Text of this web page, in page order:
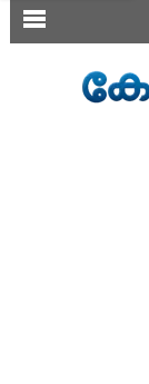
SECTIONS